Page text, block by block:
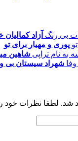
آزاد کمالیان
پوری و مهیار برای تو
شاهین
شهراد سیستان بی
شد. لطفا نظرات خود